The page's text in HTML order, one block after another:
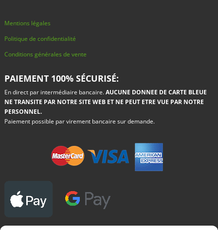
Mentions légales
Politique de confidentialité
Conditions générales de vente
PAIEMENT 100% SÉCURISÉ:
En direct par intermédiaire bancaire.AUCUNE DONNEE DE CARTE BLEUE
NE TRANSITE PAR NOTRE SITE WEB ET NE PEUT ETRE VUE PAR NOTRE
PERSONNEL.
Paiement possible par virement bancaire sur demande.